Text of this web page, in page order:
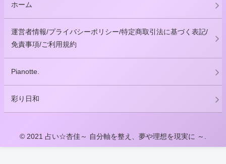
ホーム
運営者情報/プライバシーポリシー/特定商取引法に基づく表記/
免責事項/ご利用規約
Pianotte.
彩り日和
© 2021 占い☆杏佳～ 自分軸を整え、夢や理想を現実に ～.